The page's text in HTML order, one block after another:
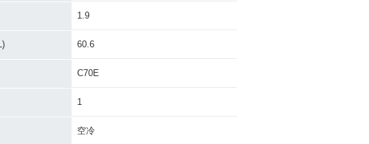
1969年 Super Cub C70
1.9
60.6
C70E
1
空冷